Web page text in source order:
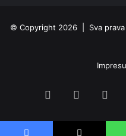
© Copyright 2026 | Sva
Facebook